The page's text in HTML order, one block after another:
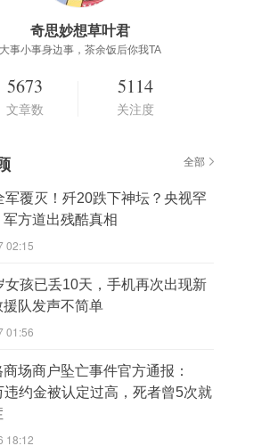
奇思妙想草叶君
大事小事身边事，茶余饭后你我TA
5673
文章数
5114
关注度
全部
军覆灭！歼20跌下神坛？央视罕
军方道出残酷真相
02:15
女孩已丢10天，手机再次出现新
援队发声不简单
01:56
场商户坠亡事件官方通报：
违约金被认定过高，死者曾5次就
18:12